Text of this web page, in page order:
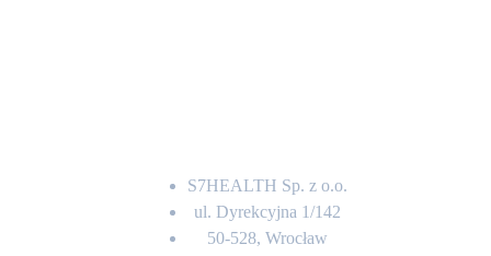
S7HEALTH Sp. z o.o.
ul. Dyrekcyjna 1/142
50-528, Wrocław